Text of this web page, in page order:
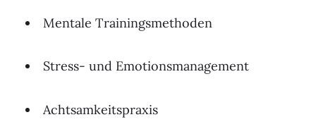
Mentale Trainingsmethoden
Stress- und Emotionsmanagement
Achtsamkeitspraxis